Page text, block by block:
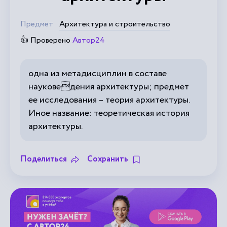
Предмет Архитектура и строительство
👍 Проверено Автор24
одна из метадисциплин в составе
науковедения архитектуры; предмет
ее исследования – теория архитектуры.
Иное название: теоретическая история
архитектуры.
Поделиться Сохранить